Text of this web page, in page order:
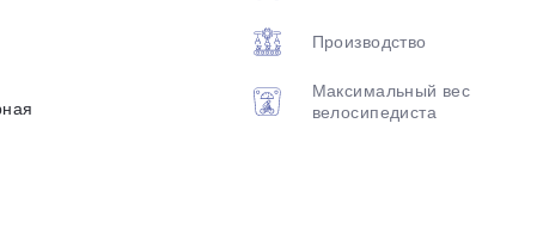
Производство
Максимальный вес
велосипедиста